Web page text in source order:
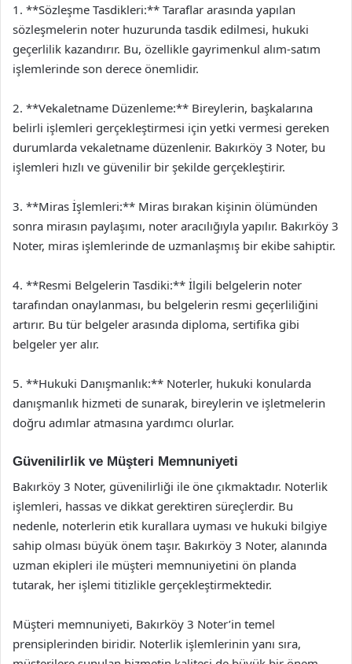
1. **Sözleşme Tasdikleri:** Taraflar arasında yapılan
sözleşmelerin noter huzurunda tasdik edilmesi, hukuki
geçerlilik kazandırır. Bu, özellikle gayrimenkul alım-satım
işlemlerinde son derece önemlidir.
2. **Vekaletname Düzenleme:** Bireylerin, başkalarına
belirli işlemleri gerçekleştirmesi için yetki vermesi gereken
durumlarda vekaletname düzenlenir. Bakırköy 3 Noter, bu
işlemleri hızlı ve güvenilir bir şekilde gerçekleştirir.
3. **Miras İşlemleri:** Miras bırakan kişinin ölümünden
sonra mirasın paylaşımı, noter aracılığıyla yapılır. Bakırköy 3
Noter, miras işlemlerinde de uzmanlaşmış bir ekibe sahiptir.
4. **Resmi Belgelerin Tasdiki:** İlgili belgelerin noter
tarafından onaylanması, bu belgelerin resmi geçerliliğini
artırır. Bu tür belgeler arasında diploma, sertifika gibi
belgeler yer alır.
5. **Hukuki Danışmanlık:** Noterler, hukuki konularda
danışmanlık hizmeti de sunarak, bireylerin ve işletmelerin
doğru adımlar atmasına yardımcı olurlar.
Güvenilirlik ve Müşteri Memnuniyeti
Bakırköy 3 Noter, güvenilirliği ile öne çıkmaktadır. Noterlik
işlemleri, hassas ve dikkat gerektiren süreçlerdir. Bu
nedenle, noterlerin etik kurallara uyması ve hukuki bilgiye
sahip olması büyük önem taşır. Bakırköy 3 Noter, alanında
uzman ekipleri ile müşteri memnuniyetini ön planda
tutarak, her işlemi titizlikle gerçekleştirmektedir.
Müşteri memnuniyeti, Bakırköy 3 Noter’in temel
prensiplerinden biridir. Noterlik işlemlerinin yanı sıra,